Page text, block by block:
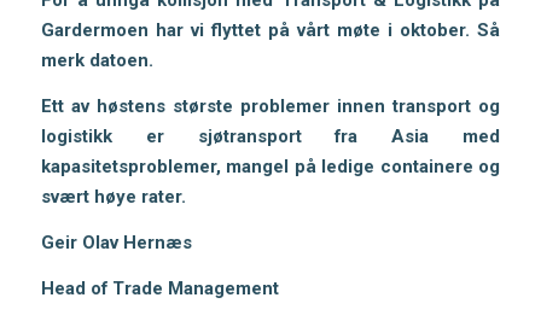
Gardermoen har vi flyttet på vårt møte i oktober. Så
merk datoen.
Ett av høstens største problemer innen transport og
logistikk er sjøtransport fra Asia med
kapasitetsproblemer, mangel på ledige containere og
svært høye rater.
Geir Olav Hernæs
Head of Trade Management